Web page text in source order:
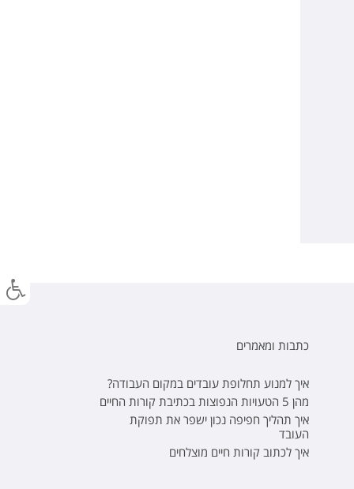
כתבות ומאמרים
איך למנוע תחלופת עובדים במקום העבודה?
מהן 5 הטעויות הנפוצות בכתיבת קורות החיים
איך תהליך חפיפה נכון ישפר את תפוקת
העובד
איך לכתוב קורות חיים מוצלחים